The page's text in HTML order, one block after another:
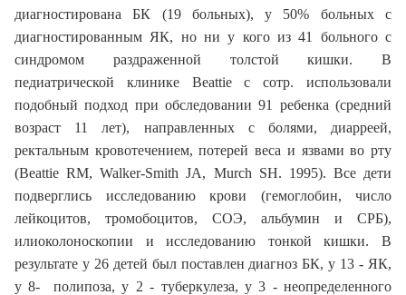
диагностирована БК (19 больных), у 50% больных с
диагностированным ЯК, но ни у кого из 41 больного с
синдромом раздраженной толстой кишки. В
педиатрической клинике Beattie с сотр. использовали
подобный подход при обследовании 91 ребенка (средний
возраст 11 лет), направленных с болями, диарреей,
ректальным кровотечением, потерей веса и язвами во рту
(Beattie RM, Walker-Smith JA, Murch SH. 1995). Все дети
подверглись исследованию крови (гемоглобин, число
лейкоцитов, тромобоцитов, СОЭ, альбумин и СРБ),
илиоколоноскопии и исследованию тонкой кишки. В
результате у 26 детей был поставлен диагноз БК, у 13 - ЯК,
у 8- полипоза, у 2 - туберкулеза, у 3 - неопределенного